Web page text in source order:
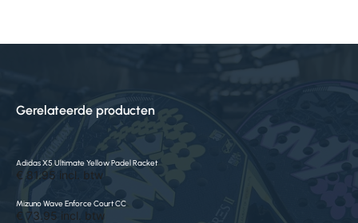
Gerelateerde producten
Adidas X5 Ultimate Yellow Padel Racket
€ 81.95 incl. btw
Mizuno Wave Enforce Court CC
€ 73.95 incl. btw